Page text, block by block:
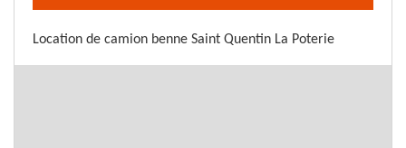
Location de camion benne Saint Quentin La Poterie